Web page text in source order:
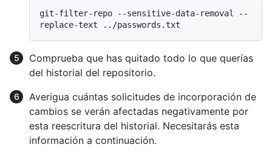
git-filter-repo --sensitive-data-removal --
Comprueba que has quitado todo lo que querías
del historial del repositorio.
Averigua cuántas solicitudes de incorporación de
cambios se verán afectadas negativamente por
esta reescritura del historial. Necesitarás esta
información a continuación.